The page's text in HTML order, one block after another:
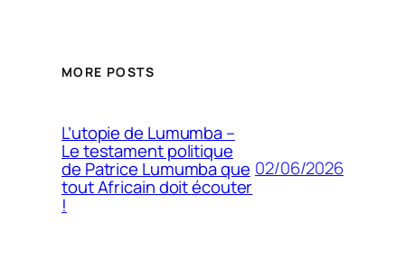
MORE POSTS
L’utopie de Lumumba –
Le testament politique
de Patrice Lumumba que
tout Africain doit écouter
!
02/06/2026